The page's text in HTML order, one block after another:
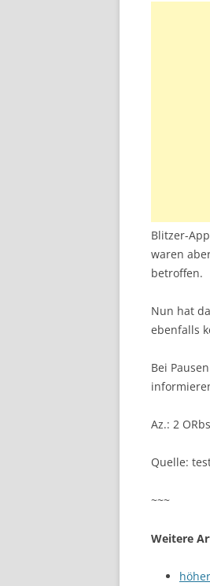
Blitzer-
waren
betroffen.
Nun hat
ebenfalls
Bei
Az.: 2
Quelle:
~~~
Weitere